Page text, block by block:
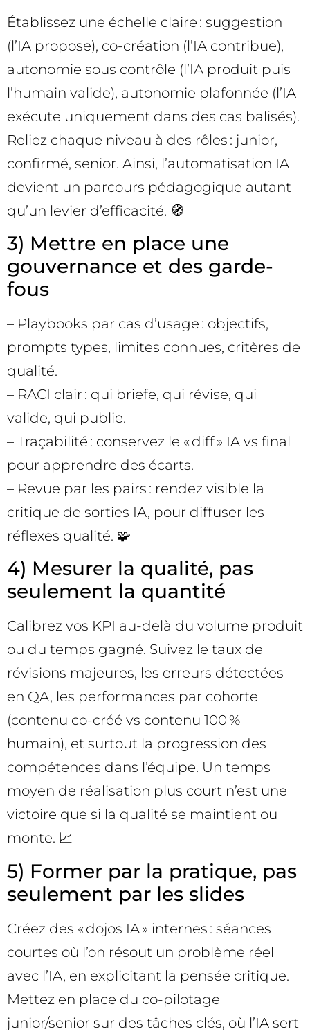
Établissez une échelle claire : suggestion
(l’IA propose), co-création (l’IA contribue),
autonomie sous contrôle (l’IA produit puis
l’humain valide), autonomie plafonnée (l’IA
exécute uniquement dans des cas balisés).
Reliez chaque niveau à des rôles : junior,
confirmé, senior. Ainsi, l’automatisation IA
devient un parcours pédagogique autant
qu’un levier d’efficacité. 🧭
3) Mettre en place une
gouvernance et des garde-
fous
– Playbooks par cas d’usage : objectifs,
prompts types, limites connues, critères de
qualité.
– RACI clair : qui briefe, qui révise, qui
valide, qui publie.
– Traçabilité : conservez le « diff » IA vs final
pour apprendre des écarts.
– Revue par les pairs : rendez visible la
critique de sorties IA, pour diffuser les
réflexes qualité. 🧩
4) Mesurer la qualité, pas
seulement la quantité
Calibrez vos KPI au-delà du volume produit
ou du temps gagné. Suivez le taux de
révisions majeures, les erreurs détectées
en QA, les performances par cohorte
(contenu co-créé vs contenu 100 %
humain), et surtout la progression des
compétences dans l’équipe. Un temps
moyen de réalisation plus court n’est une
victoire que si la qualité se maintient ou
monte. 📈
5) Former par la pratique, pas
seulement par les slides
Créez des « dojos IA » internes : séances
courtes où l’on résout un problème réel
avec l’IA, en explicitant la pensée critique.
Mettez en place du co-pilotage
junior/senior sur des tâches clés, où l’IA sert